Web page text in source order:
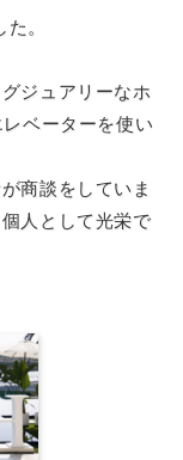
。
ジュアリーなホ
ベーターを使い
商談をしていま
人として光栄で